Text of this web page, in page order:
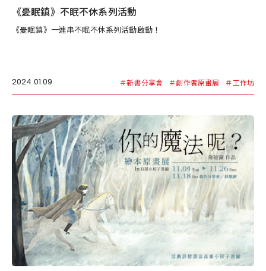
《憂眠鎮》不眠不休系列活動
《憂眠鎮》一連串不眠不休系列活動啟動！
2024.01.09 ＃新書分享會 ＃創作者原畫展 ＃工作坊